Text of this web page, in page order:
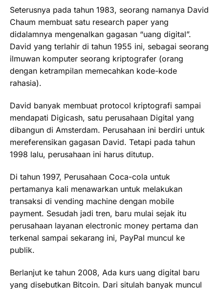
Seterusnya pada tahun 1983, seorang namanya David
Chaum membuat satu research paper yang
didalamnya mengenalkan gagasan “uang digital”.
David yang terlahir di tahun 1955 ini, sebagai seorang
ilmuwan komputer seorang kriptografer (orang
dengan ketrampilan memecahkan kode-kode
rahasia).
David banyak membuat protocol kriptografi sampai
mendapati Digicash, satu perusahaan Digital yang
dibangun di Amsterdam. Perusahaan ini berdiri untuk
mereferensikan gagasan David. Tetapi pada tahun
1998 lalu, perusahaan ini harus ditutup.
Di tahun 1997, Perusahaan Coca-cola untuk
pertamanya kali menawarkan untuk melakukan
transaksi di vending machine dengan mobile
payment. Sesudah jadi tren, baru mulai sejak itu
perusahaan layanan electronic money pertama dan
terkenal sampai sekarang ini, PayPal muncul ke
publik.
Berlanjut ke tahun 2008, Ada kurs uang digital baru
yang disebutkan Bitcoin. Dari situlah banyak muncul